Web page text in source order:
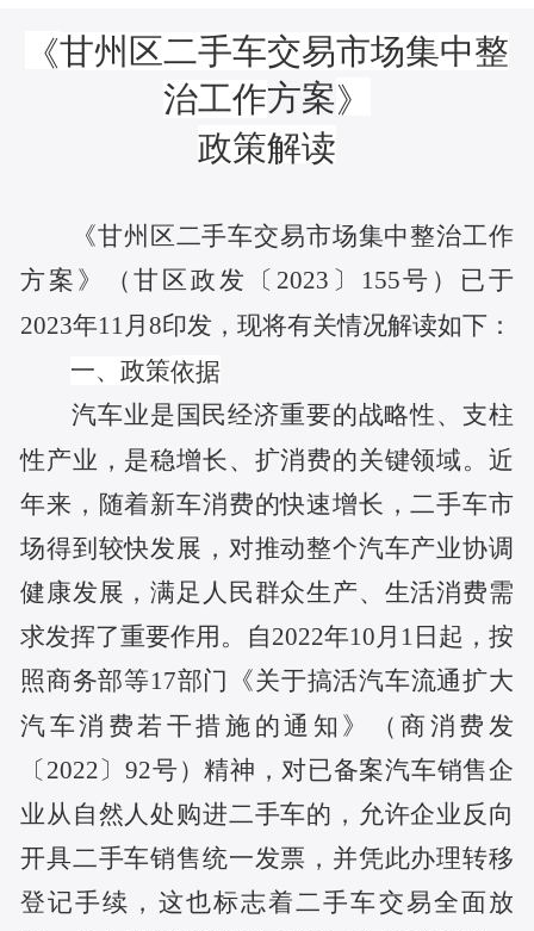
《甘州区二手车交易市场集中整
治工作方案》
政策解读
《甘州区二手车交易市场集中整治工作
方案》（甘区政发〔2023〕155号 ）已于
2023年11月8印发 ，现将有关情况解读如下：
一、政策依据
汽车业是国民经济重要的战略性、支柱
性产业，是稳增长、扩消费的关键领域。近
年来，随着新车消费的快速增长，二手车市
场得到较快发展，对推动整个汽车产业协调
健康发展，满足人民群众生产、生活消费需
求发挥了重要作用。自2022年10月1日起，按
照商务部等17部门《关于搞活汽车流通扩大
汽车消费若干措施的通知》（商消费发
〔2022〕92号）精神，对已备案汽车销售企
业从自然人处购进二手车的，允许企业反向
开具二手车销售统一发票，并凭此办理转移
登记手续，这也标志着二手车交易全面放